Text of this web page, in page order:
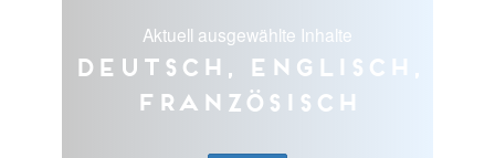
Aktuell ausgewählte Inhalte
Deutsch, Englisch,
Französisch